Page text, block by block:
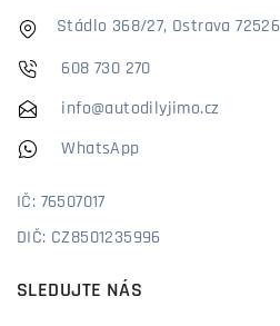
Stádlo 368/27, Ostrava 72526
608 730 270
info@autodilyjimo.cz
WhatsApp
IČ: 76507017
DIČ: CZ8501235996
SLEDUJTE NÁS